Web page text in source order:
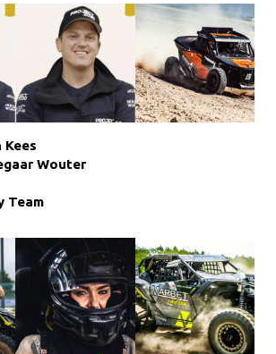
Kees
Wouter
Team